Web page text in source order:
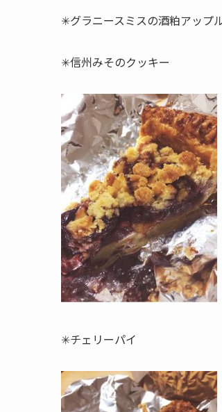
✳︎グラニースミスの酒粕アップ
✳︎信州みそのクッキー
✳︎チェリーパイ